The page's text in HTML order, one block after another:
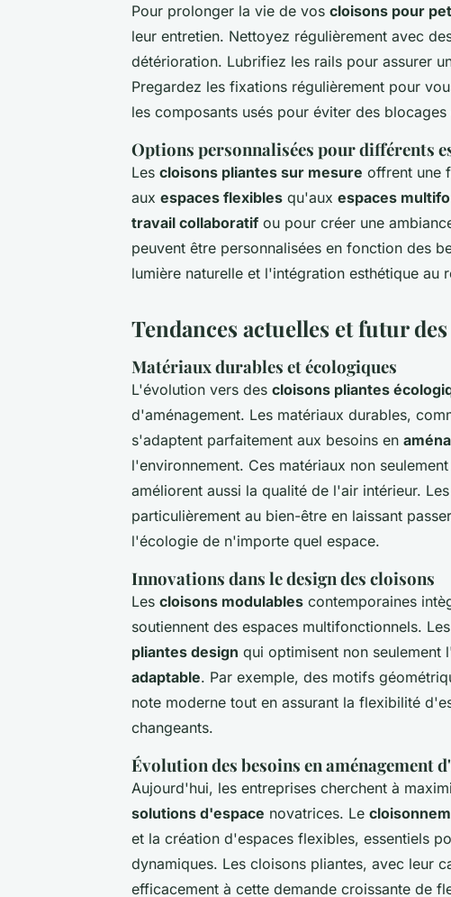
Pour prolonger la vie de vos cloisons pour
leur entretien. Nettoyez régulièrement avec
détérioration. Lubrifiez les rails pour assurer
Pregardez les fixations régulièrement pour
les composants usés pour éviter des
Options personnalisées pour différents
Les cloisons pliantes sur mesure offrent une
aux espaces flexibles qu'aux espaces
travail collaboratif ou pour créer une
peuvent être personnalisées en fonction des
lumière naturelle et l'intégration esthétique au
Tendances actuelles et futur
Matériaux durables et écologiques
L'évolution vers des cloisons pliantes
d'aménagement. Les matériaux durables,
s'adaptent parfaitement aux besoins en
l'environnement. Ces matériaux non
améliorent aussi la qualité de l'air intérieur. Les
particulièrement au bien-être en laissant
l'écologie de n'importe quel espace.
Innovations dans le design des cloisons
Les cloisons modulables contemporaines
soutiennent des espaces multifonctionnels.
pliantes design qui optimisent non seulement
adaptable. Par exemple, des motifs
note moderne tout en assurant la flexibilité
changeants.
Évolution des besoins en aménagement
Aujourd'hui, les entreprises cherchent à
solutions d'espace novatrices. Le
et la création d'espaces flexibles, essentiels
dynamiques. Les cloisons pliantes, avec leur
efficacement à cette demande croissante de